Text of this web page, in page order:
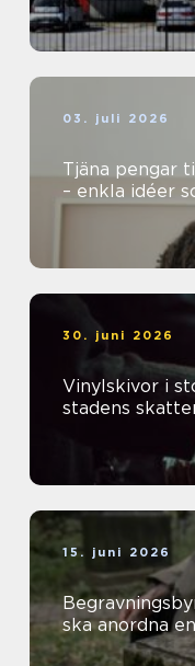
03. juli 2026
Tjäna pengar
– enkla idéer
30. juni 2026
Vinylskivor i
stadens
15. juni 2026
ska anordna